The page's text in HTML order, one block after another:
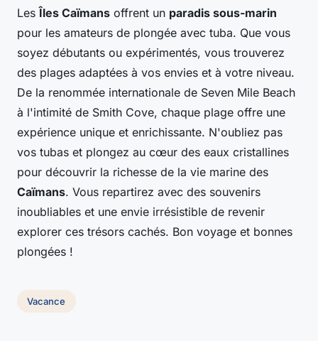
Les Îles Caïmans offrent un paradis sous-marin
pour les amateurs de plongée avec tuba. Que vous
soyez débutants ou expérimentés, vous trouverez
des plages adaptées à vos envies et à votre niveau.
De la renommée internationale de Seven Mile Beach
à l'intimité de Smith Cove, chaque plage offre une
expérience unique et enrichissante. N'oubliez pas
vos tubas et plongez au cœur des eaux cristallines
pour découvrir la richesse de la vie marine des
Caïmans. Vous repartirez avec des souvenirs
inoubliables et une envie irrésistible de revenir
explorer ces trésors cachés. Bon voyage et bonnes
plongées !
Vacance